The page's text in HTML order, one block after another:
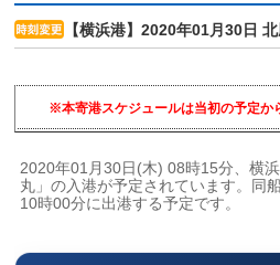
【横浜港】2020年01月30日
※本寄港スケジュールは当初の予定
2020年01月30日(木) 08時15分、横
丸」の入港が予定されています。同
10時00分に出港する予定です。
ログイン状態を保持
新規登録 パスワードを忘れた方